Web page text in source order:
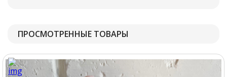
ПРОСМОТРЕННЫЕ ТОВАРЫ